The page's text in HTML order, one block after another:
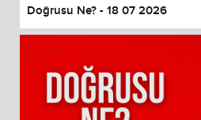
Doğrusu Ne? - 18 07 2026